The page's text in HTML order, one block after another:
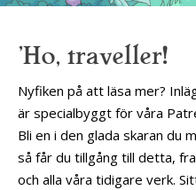
'Ho, traveller!
Nyfiken på att läsa mer?
är specialbyggt för våra
Bli en i den glada skaran du
så får du tillgång till detta,
och alla våra tidigare verk.